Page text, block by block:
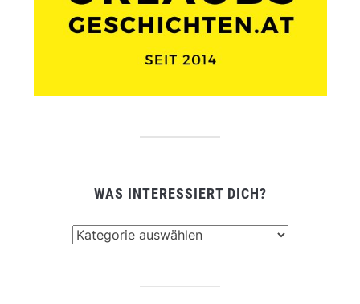
WAS INTERESSIERT DICH?